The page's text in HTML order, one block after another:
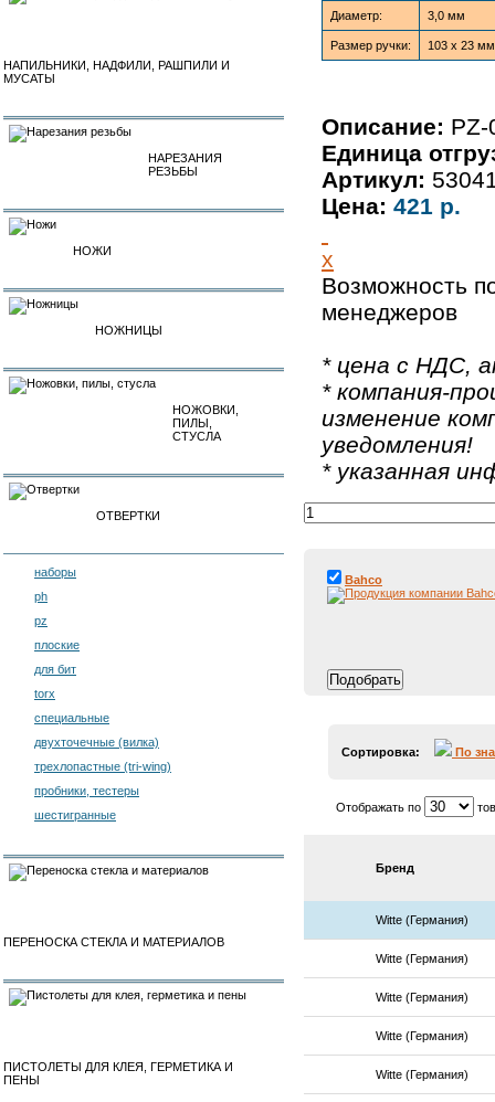
НАПИЛЬНИКИ, НАДФИЛИ, РАШПИЛИ И
МУСАТЫ
НАРЕЗАНИЯ
РЕЗЬБЫ
НОЖИ
НОЖНИЦЫ
НОЖОВКИ,
ПИЛЫ,
СТУСЛА
ОТВЕРТКИ
наборы
ph
pz
плоские
для бит
torx
специальные
двухточечные (вилка)
трехлопастные (tri-wing)
пробники, тестеры
шестигранные
ПЕРЕНОСКА СТЕКЛА И МАТЕРИАЛОВ
ПИСТОЛЕТЫ ДЛЯ КЛЕЯ, ГЕРМЕТИКА И
ПЕНЫ
Диаметр: 3,0 мм
Размер ручки: 103 х 23 мм
Описание:
Единица
Артикул:
Цена: 421 р.
x
Возможность
менеджеров
* цена с НДС,
* компания-
изменение
уведомления!
* указанная
Bahco
Сортировка: По
Отображать по
Бренд
Witte (Германия)
Witte (Германия)
Witte (Германия)
Witte (Германия)
Witte (Германия)